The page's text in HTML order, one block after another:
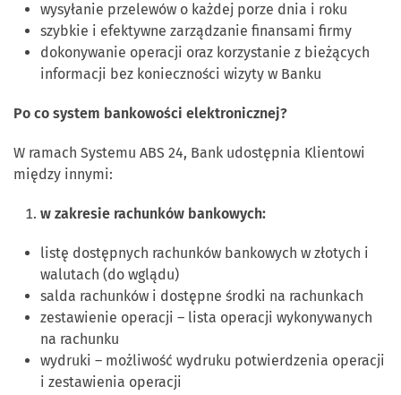
wysyłanie przelewów o każdej porze dnia i roku
szybkie i efektywne zarządzanie finansami firmy
dokonywanie operacji oraz korzystanie z bieżących
informacji bez konieczności wizyty w Banku
Po co system bankowości elektronicznej?
W ramach Systemu ABS 24, Bank udostępnia Klientowi
między innymi:
w zakresie rachunków bankowych:
listę dostępnych rachunków bankowych w złotych i
walutach (do wglądu)
salda rachunków i dostępne środki na rachunkach
zestawienie operacji – lista operacji wykonywanych
na rachunku
wydruki – możliwość wydruku potwierdzenia operacji
i zestawienia operacji